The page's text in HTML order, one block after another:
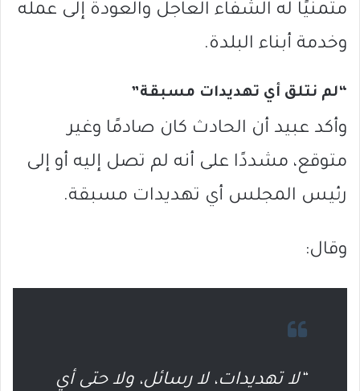
متمنيًا له الشفاء العاجل والعودة إلى عمله
وخدمة أبناء البلدة.
“لم نتلق أي تهديدات مسبقة”
وأكد عبيد أن الحادث كان صادمًا وغير
متوقع، مشددًا على أنه لم تصل إليه أو إلى
رئيس المجلس أي تهديدات مسبقة.
وقال:
“لا تهديدات، لا رسائل، ولا حتى أي